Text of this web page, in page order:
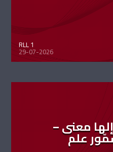
RLL 1
29-07-2026
معنى –
علم